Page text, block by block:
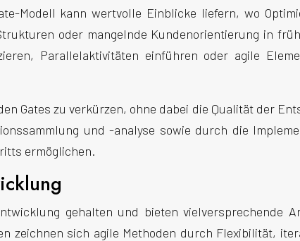
Modell kann wertvolle Einblicke liefern, wo
oder mangelnde Kundenorientierung in
Parallelaktivitäten einführen oder agile
Gates zu verkürzen, ohne dabei die Qualität der
und -analyse sowie durch die
ermöglichen.
gehalten und bieten vielversprechende
sich agile Methoden durch Flexibilität,